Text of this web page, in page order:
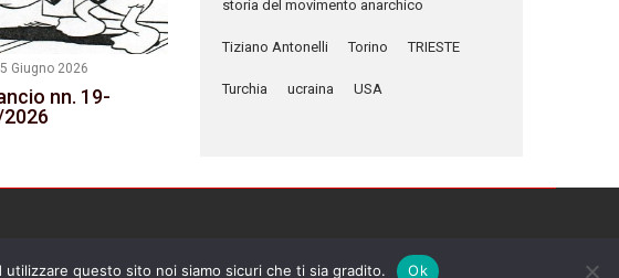
Giugno 2026
nn. 19-
storia del movimento anarchico
Tiziano Antonelli Torino TRIESTE
Turchia ucraina USA
Malatestaquesto sito noi siamo sicuri che ti sia gradito. Ok